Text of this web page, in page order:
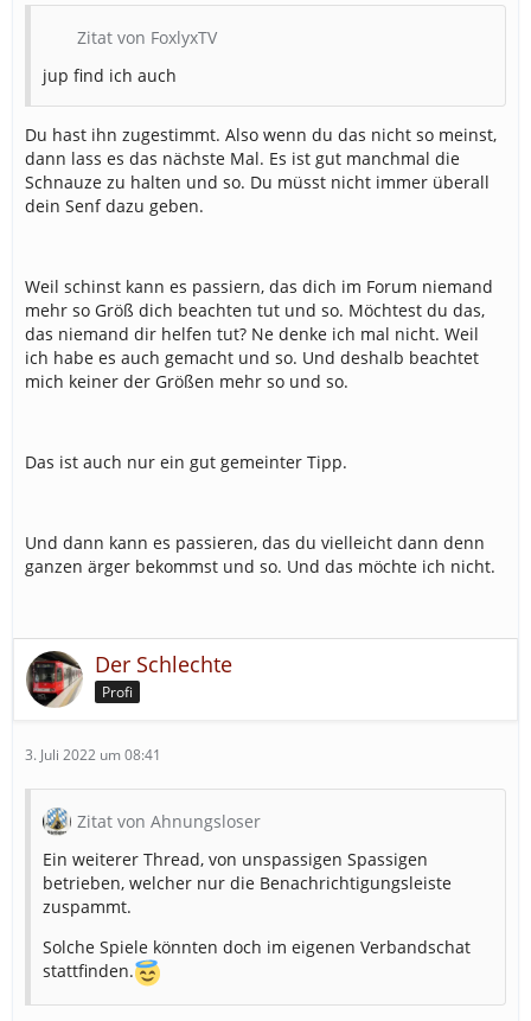
Zitat von FoxlyxTV
jup find ich auch
Du hast ihn zugestimmt. Also wenn du das nicht so meinst,
dann lass es das nächste Mal. Es ist gut manchmal die
Schnauze zu halten und so. Du müsst nicht immer überall
dein Senf dazu geben.
Weil schinst kann es passiern, das dich im Forum niemand
mehr so Größ dich beachten tut und so. Möchtest du das,
das niemand dir helfen tut? Ne denke ich mal nicht. Weil
ich habe es auch gemacht und so. Und deshalb beachtet
mich keiner der Größen mehr so und so.
Das ist auch nur ein gut gemeinter Tipp.
Und dann kann es passieren, das du vielleicht dann denn
ganzen ärger bekommst und so. Und das möchte ich nicht.
Der Schlechte
Profi
3. Juli 2022 um 08:41
Zitat von Ahnungsloser
Ein weiterer Thread, von unspassigen Spassigen
betrieben, welcher nur die Benachrichtigungsleiste
zuspammt.
Solche Spiele könnten doch im eigenen Verbandschat
stattfinden.